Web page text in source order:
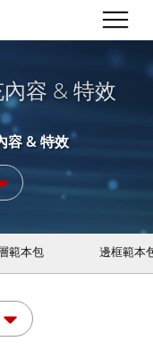
容 & 特效
容 & 特效
範本包 邊框範本